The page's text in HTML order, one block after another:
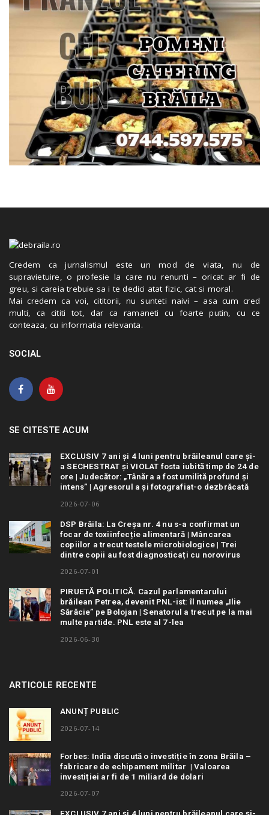
Credem ca jurnalismul este un mod de viata, nu de
supravietuire, o profesie la care nu renunti – oricat ar fi de
greu, si careia trebuie sa i te dedici atat fizic, cat si moral.
Mai credem ca voi, cititorii, nu sunteti naivi – asa cum cred
multi, ca cititi tot, dar ca ramaneti cu foarte putin, cu ce
conteaza, cu informatia relevanta.
SOCIAL
SE CITESTE ACUM
EXCLUSIV 7 ani și 4 luni pentru brăileanul care și-
a SECHESTRAT și VIOLAT fosta iubită timp de 24 de
ore | Judecător: „Tânăra a fost umilită profund și
intens” | Agresorul a și fotografiat-o dezbrăcată
2026-07-06
DSP Brăila: La Creșa nr. 4 nu s-a confirmat un
focar de toxiinfecție alimentară | Mâncarea
copiilor a trecut testele microbiologice | Trei
dintre copii au fost diagnosticați cu norovirus
2026-07-01
PIRUETĂ POLITICĂ. Cazul parlamentarului
brăilean Petrea, devenit PNL-ist: îl numea „Ilie
Sărăcie” pe Bolojan | Senatorul a trecut pe la mai
multe partide. PNL este al 7-lea
2026-06-30
ARTICOLE RECENTE
ANUNȚ PUBLIC
2026-07-14
Forbes: India discută o investiție în zona Brăila –
fabricare de echipament militar | Valoarea
investiției ar fi de 1 miliard de dolari
2026-07-07